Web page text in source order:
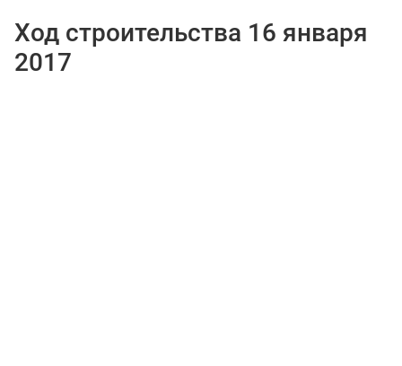
Ход строительства 16 января
2017